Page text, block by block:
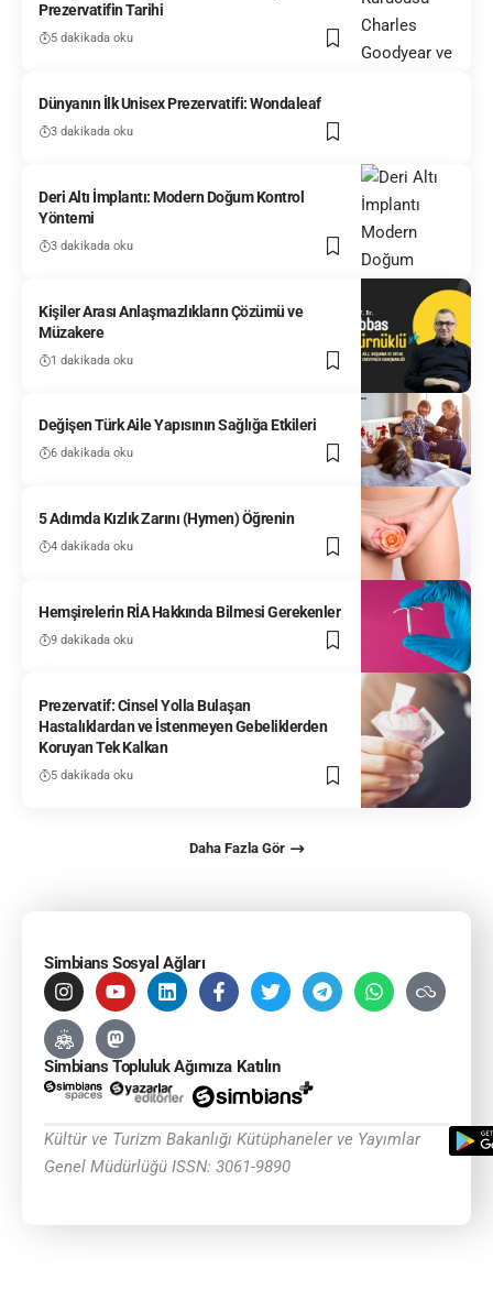
Prezervatifin Tarihi
5 dakikada oku
Dünyanın İlk Unisex Prezervatifi: Wondaleaf
3 dakikada oku
Deri Altı İmplantı: Modern Doğum Kontrol
Yöntemi
3 dakikada oku
Kişiler Arası Anlaşmazlıkların Çözümü ve
Müzakere
1 dakikada oku
Değişen Türk Aile Yapısının Sağlığa Etkileri
6 dakikada oku
5 Adımda Kızlık Zarını (Hymen) Öğrenin
4 dakikada oku
Hemşirelerin RİA Hakkında Bilmesi Gerekenler
9 dakikada oku
Prezervatif: Cinsel Yolla Bulaşan
Hastalıklardan ve İstenmeyen Gebeliklerden
Koruyan Tek Kalkan
5 dakikada oku
Daha Fazla Gör
Simbians Sosyal Ağları
Simbians Topluluk Ağımıza Katılın
Kültür ve Turizm Bakanlığı Kütüphaneler ve Yayımlar
Genel Müdürlüğü ISSN: 3061-9890